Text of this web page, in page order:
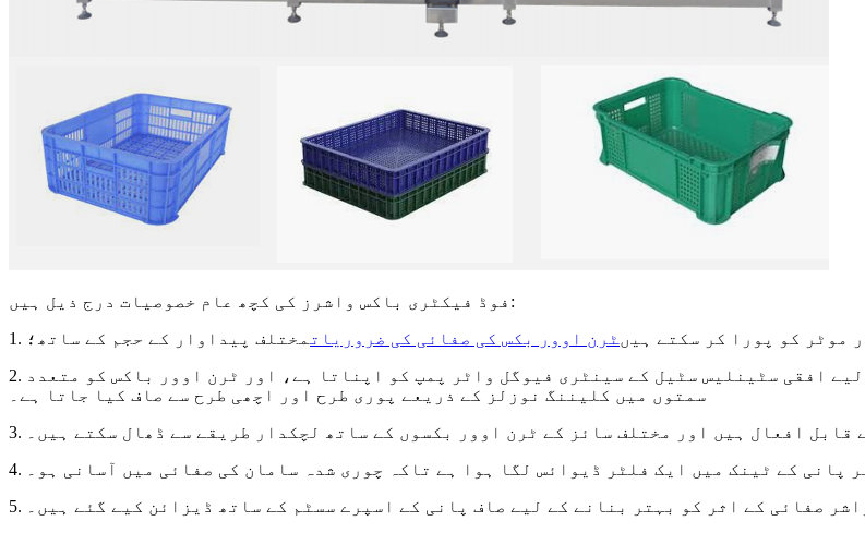
فوڈ فیکٹری باکس واشرز کی کچھ عام خصوصیات درج ذیل ہیں:
موٹر کو پورا کر سکتے ہیں ٹرن اوور بکس کی صفائی کی ضروریات مختلف پیداوار کے حجم کے ساتھ؛
2. پانی کا ٹینک عام طور پر گردش کرنے والے اسپرے کی صفائی کے لیے افقی سٹینلیس سٹیل کے سینٹری فیوگل واٹر پمپ کو اپناتا ہے، اور ٹرن اوور باکس کو متعدد
سمتوں میں کلیننگ نوزلز کے ذریعے پوری طرح اور اچھی طرح سے صاف کیا جاتا ہے۔
قابل افعال ہیں اور مختلف سائز کے ٹرن اوور بکسوں کے ساتھ لچکدار طریقے سے ڈھال سکتے ہیں۔
ہر پانی کے ٹینک میں ایک فلٹر ڈیوائس لگا ہوا ہے تاکہ چوری شدہ سامان کی صفائی میں آسانی ہو۔
واشر صفائی کے اثر کو بہتر بنانے کے لیے صاف پانی کے اسپرے سسٹم کے ساتھ ڈیزائن کیے گئے ہیں۔